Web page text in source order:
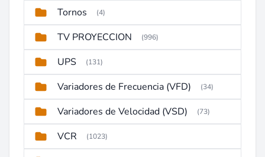
Tornos (4)
TV PROYECCION (996)
UPS (131)
Variadores de Frecuencia (VFD) (34)
Variadores de Velocidad (VSD) (73)
VCR (1023)